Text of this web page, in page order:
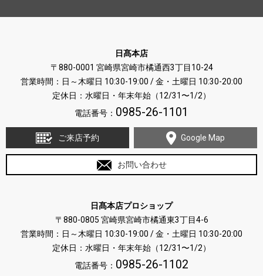
日髙本店
〒880-0001 宮崎県宮崎市橘通西3丁目10-24
営業時間：日～木曜日 10:30-19:00 / 金・土曜日 10:30-20:00
定休日：水曜日・年末年始（12/31〜1/2）
電話番号： 0985-26-1101
ご来店予約 Google Map
お問い合わせ
日髙本店プロショップ
〒880-0805 宮崎県宮崎市橘通東3丁目4-6
営業時間：日～木曜日 10:30-19:00 / 金・土曜日 10:30-20:00
定休日：水曜日・年末年始（12/31〜1/2）
電話番号： 0985-26-1102